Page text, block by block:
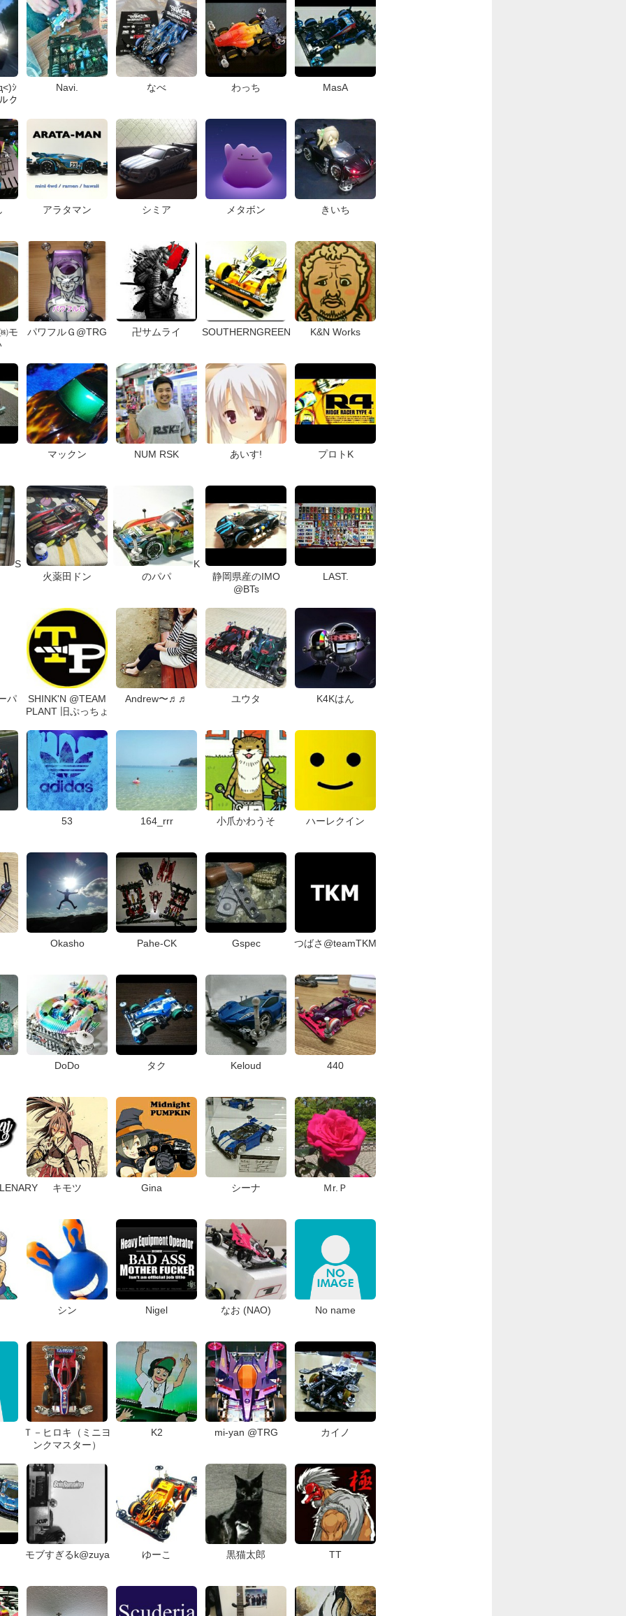
ｼ
ク
Navi. なべ わっち MasA
アラタマン シミア メタボン きいち
モ
パワフルＧ@TRG 卍サムライ SOUTHERNGREEN K&N Works
マックン NUM RSK あいす! プロトK
S
火薬田ドン
K
のパパ
静岡県産のIMO
@BTs
LAST.
パ
SHINK'N @TEAM
PLANT 旧ぷっちょ
Andrew〜♬♬ ユウタ K4Kはん
53 164_rrr 小爪かわうそ ハーレクイン
Okasho Pahe-CK Gspec つばさ@teamTKM
DoDo タク Keloud 440
キモツ Gina シーナ Ｍr.Ｐ
シン Nigel なお (NAO) No name
Ｔ－ヒロキ（ミニヨ
ンクマスター）
K2 mi-yan @TRG カイノ
モブすぎるk@zuya ゆーこ 黒猫太郎 TT